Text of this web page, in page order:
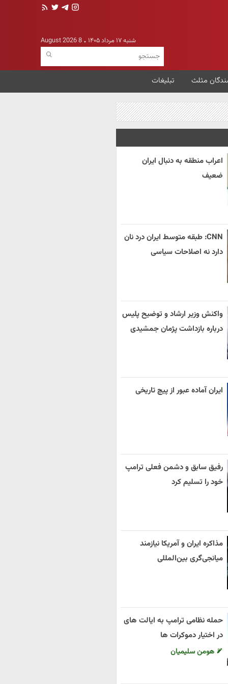
شنبه ۱۷ مرداد ۱۴۰۵ 8 August 2026
مثلث تبلیغات
اعراب منطقه به دنبال ایران
ضعیف
CNN: طبقه متوسط ایران درد نان
دارد نه اصلاحات سیاسی
واکنش وزیر ارشاد و توضیح پلیس
درباره بازداشت پژمان جمشیدی
ایران آماده عبور از پیچ تاریخی
رفیق سابق و دشمن فعلی ترامپ
خود را تسلیم کرد
مذاکره ایران و آمریکا نیازمند
میانجی‌گری بین‌المللی
حمله نظامی ترامپ به ایالت های
در اختیار دموکرات ها
هومن سلیمیان